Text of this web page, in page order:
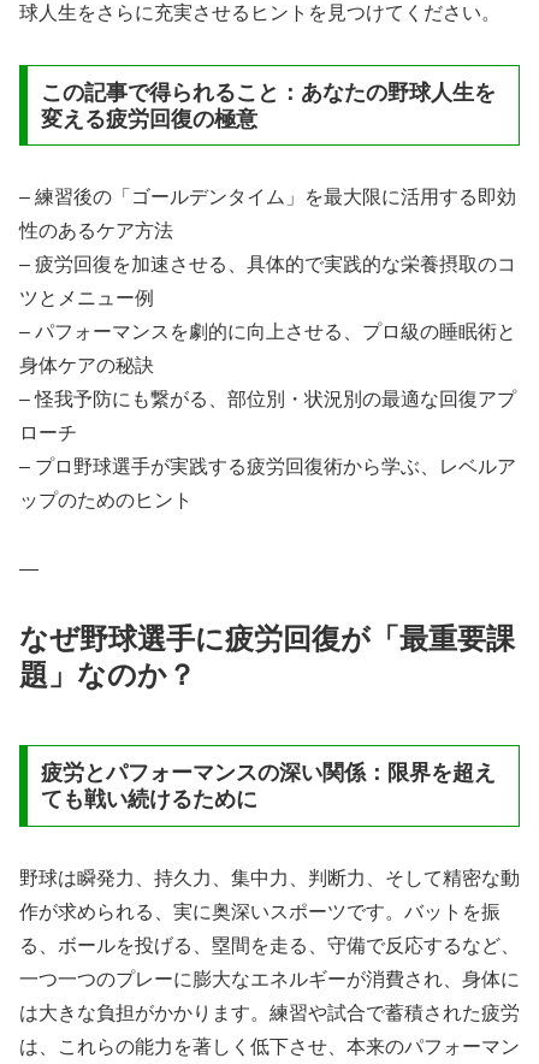
球人生をさらに充実させるヒントを見つけてください。
この記事で得られること：あなたの野球人生を
変える疲労回復の極意
– 練習後の「ゴールデンタイム」を最大限に活用する即効
性のあるケア方法
– 疲労回復を加速させる、具体的で実践的な栄養摂取のコ
ツとメニュー例
– パフォーマンスを劇的に向上させる、プロ級の睡眠術と
身体ケアの秘訣
– 怪我予防にも繋がる、部位別・状況別の最適な回復アプ
ローチ
– プロ野球選手が実践する疲労回復術から学ぶ、レベルア
ップのためのヒント
—
なぜ野球選手に疲労回復が「最重要課
題」なのか？
疲労とパフォーマンスの深い関係：限界を超え
ても戦い続けるために
野球は瞬発力、持久力、集中力、判断力、そして精密な動
作が求められる、実に奥深いスポーツです。バットを振
る、ボールを投げる、塁間を走る、守備で反応するなど、
一つ一つのプレーに膨大なエネルギーが消費され、身体に
は大きな負担がかかります。練習や試合で蓄積された疲労
は、これらの能力を著しく低下させ、本来のパフォーマン